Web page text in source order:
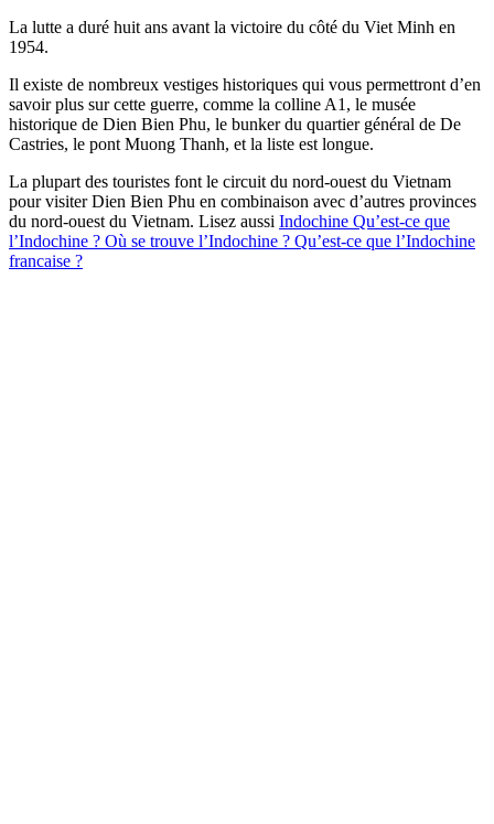
La lutte a duré huit ans avant la victoire du côté du Viet Minh en
1954.
Il existe de nombreux vestiges historiques qui vous permettront d’en
savoir plus sur cette guerre, comme la colline A1, le musée
historique de Dien Bien Phu, le bunker du quartier général de De
Castries, le pont Muong Thanh, et la liste est longue.
La plupart des touristes font le circuit du nord-ouest du Vietnam
pour visiter Dien Bien Phu en combinaison avec d’autres provinces
du nord-ouest du Vietnam. Lisez aussi Indochine Qu’est-ce que
l’Indochine ? Où se trouve l’Indochine ? Qu’est-ce que l’Indochine
francaise ?